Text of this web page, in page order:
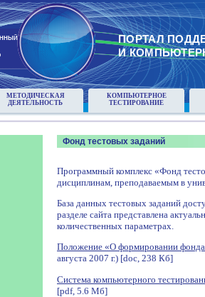
ПОРТАЛ
И
МЕТОДИЧЕСКАЯ
ДЕЯТЕЛЬНОСТЬ
КОМПЬЮТЕРНОЕ
ТЕСТИРОВАНИЕ
Фонд тестовых заданий
Программный комплекс «Фонд
дисциплинам, преподаваемым в
База данных тестовых заданий
разделе сайта представлена
количественных параметрах.
Положение «О формировании фонда
августа 2007 г.) [doc, 238 Кб]
Система компьютерного
[pdf, 5.6 Мб]